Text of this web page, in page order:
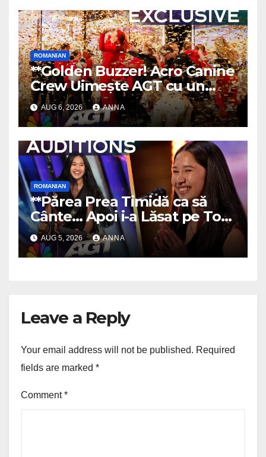
ROMANIAN
**Golden Buzzer! Acro Canine
Crew Uimește AGT cu un
Moment de Neuitat
**
AUG 6, 2026 ANNA
ROMANIAN
**Părea Prea Timidă ca să
Cânte… Apoi i-a Lăsat pe Toți
Fără Cuvinte!
**
AUG 5, 2026 ANNA
Leave a Reply
Your email address will not be published. Required
fields are marked *
Comment*